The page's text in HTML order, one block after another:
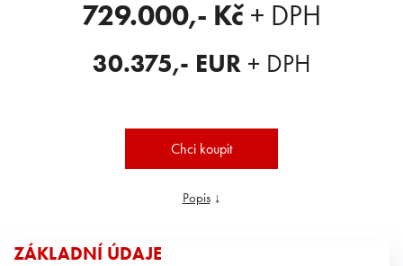
729.000,- Kč + DPH
30.375,- EUR + DPH
Chci koupit
Popis↓
ZÁKLADNÍ ÚDAJE